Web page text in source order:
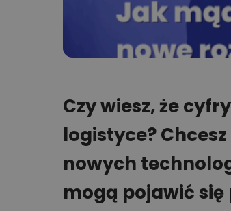
Czy wiesz, że
logistyce?
nowych
mogą pojawić